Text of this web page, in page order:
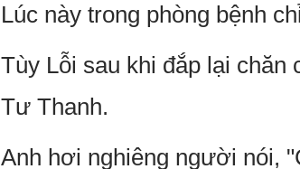
Lúc này trong phòng bệnh
Tùy Lỗi sau khi đắp lại chăn
Tư Thanh.
Anh hơi nghiêng người nói,